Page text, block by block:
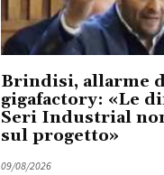
Brindisi, allarme
gigafactory: «Le
Seri Industrial
sul progetto»
09/08/2026